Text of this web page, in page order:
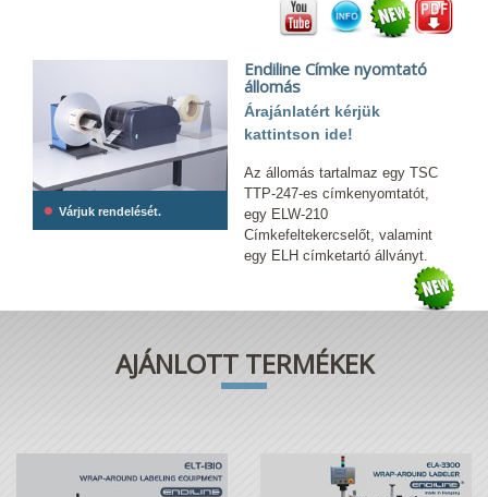
• Várjuk rendelését.
Endiline Címke nyomtató
állomás
Árajánlatért kérjük
kattintson ide!
Az állomás tartalmaz egy TSC
TTP-247-es címkenyomtatót,
egy ELW-210
Címkefeltekercselőt, valamint
egy ELH címketartó állványt.
AJÁNLOTT TERMÉKEK